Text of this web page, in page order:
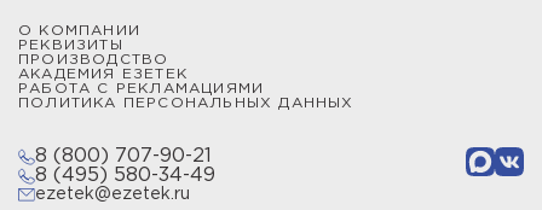
О КОМПАНИИ
РЕКВИЗИТЫ
ПРОИЗВОДСТВО
АКАДЕМИЯ ЕЗЕТЕК
РАБОТА С РЕКЛАМАЦИЯМИ
ПОЛИТИКА ПЕРСОНАЛЬНЫХ ДАННЫХ
8 (800) 707-90-21
8 (495) 580-34-49
ezetek@ezetek.ru